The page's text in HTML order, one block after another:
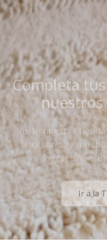
Completa
Visita nuestra
accesorios y
lograr un
Ir a la